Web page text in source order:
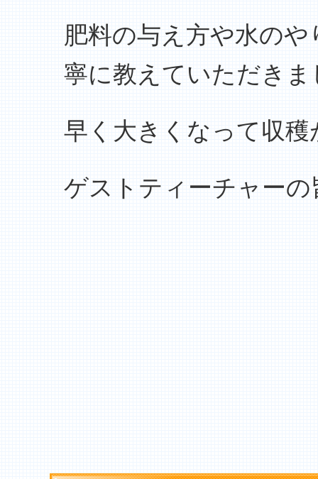
肥料の与え方や水の
寧に教えていただきま
早く大きくなって収
ゲストティーチャー